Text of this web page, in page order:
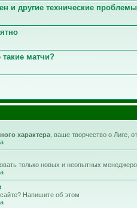
и другие технические проблемы
матчи?
характера , ваше творчество о Лиге,
только новых и неопытных
Напишите об этом